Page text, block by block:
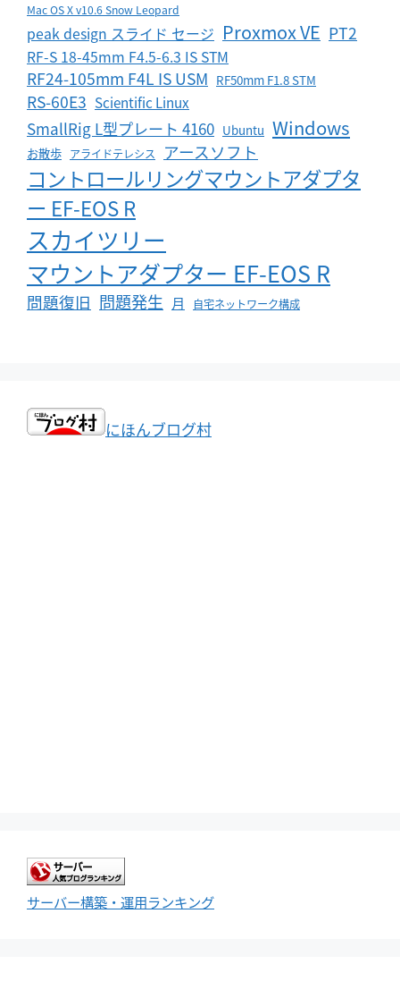
Mac OS X v10.6 Snow Leopard
peak design スライド セージ Proxmox VE PT2
RF-S 18-45mm F4.5-6.3 IS STM
RF24-105mm F4L IS USM RF50mm F1.8 STM
RS-60E3 Scientific Linux
SmallRig L型プレート 4160 Ubuntu Windows
お散歩 アライドテレシス アースソフト
コントロールリングマウントアダプタ
ー EF-EOS R
スカイツリー
マウントアダプター EF-EOS R
問題復旧 問題発生 月 自宅ネットワーク構成
にほんブログ村
サーバー構築・運用ランキング